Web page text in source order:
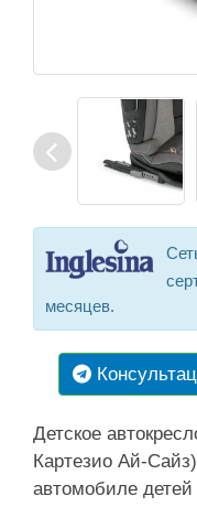
месяцев.
Детское
Картезио Ай-
автомобиле детей